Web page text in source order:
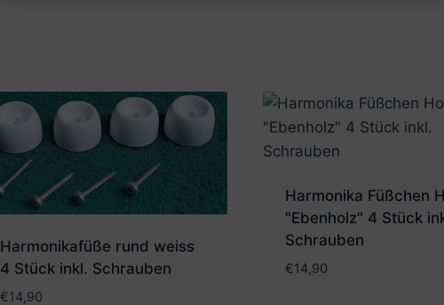
Harmonikafüße rund weiss
4 Stück inkl. Schrauben
€14,90
Harmonika Füßchen
"Ebenholz" 4 Stück
Schrauben
€14,90